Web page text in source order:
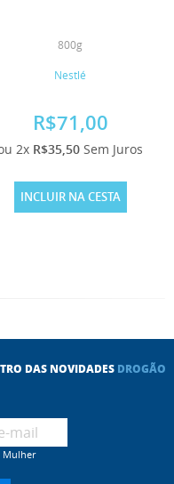
800g
Nestlé
R$71,00
2x R$35,50 Sem Juros
INCLUIR NA CESTA
DAS NOVIDADES DROGÃO
Mulher